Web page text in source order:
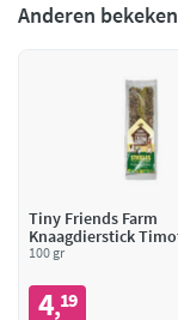
Anderen
Tiny Friends Farm
Knaagdierstick
Kruiden
100 gr
4,19